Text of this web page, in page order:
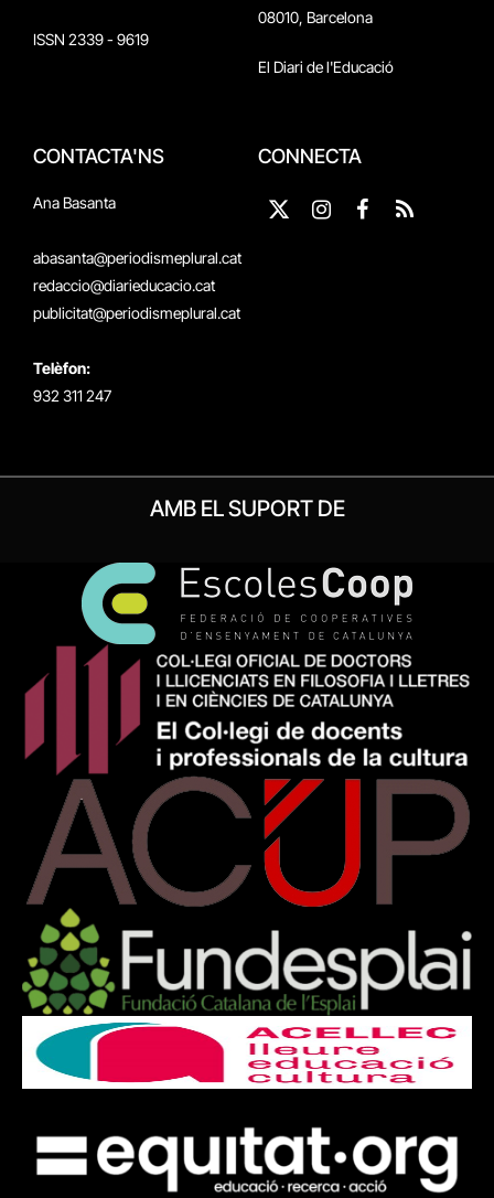
ISSN 2339 - 9619
08010, Barcelona
El Diari de l'Educació
CONTACTA'NS
Ana Basanta
abasanta@periodismeplural.cat
redaccio@diarieducacio.cat
publicitat@periodismeplural.cat
Telèfon:
932 311 247
CONNECTA
X
Instagram
Facebook
RSS
AMB EL SUPORT DE